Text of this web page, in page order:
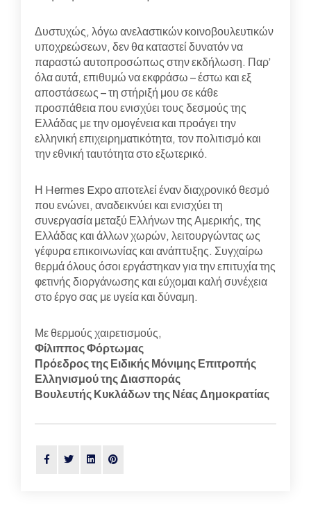
Δυστυχώς, λόγω ανελαστικών κοινοβουλευτικών
υποχρεώσεων, δεν θα καταστεί δυνατόν να
παραστώ αυτοπροσώπως στην εκδήλωση. Παρ’
όλα αυτά, επιθυμώ να εκφράσω – έστω και εξ
αποστάσεως – τη στήριξή μου σε κάθε
προσπάθεια που ενισχύει τους δεσμούς της
Ελλάδας με την ομογένεια και προάγει την
ελληνική επιχειρηματικότητα, τον πολιτισμό και
την εθνική ταυτότητα στο εξωτερικό.
Η Hermes Expo αποτελεί έναν διαχρονικό θεσμό
που ενώνει, αναδεικνύει και ενισχύει τη
συνεργασία μεταξύ Ελλήνων της Αμερικής, της
Ελλάδας και άλλων χωρών, λειτουργώντας ως
γέφυρα επικοινωνίας και ανάπτυξης. Συγχαίρω
θερμά όλους όσοι εργάστηκαν για την επιτυχία της
φετινής διοργάνωσης και εύχομαι καλή συνέχεια
στο έργο σας με υγεία και δύναμη.
Με θερμούς χαιρετισμούς,
Φίλιππος Φόρτωμας
Πρόεδρος της Ειδικής Μόνιμης Επιτροπής
Ελληνισμού της Διασποράς
Βουλευτής Κυκλάδων της Νέας Δημοκρατίας